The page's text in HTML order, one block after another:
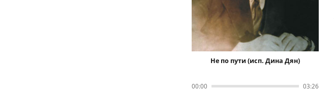
Не по пути (исп. Дина Дян)
00:00 03:26